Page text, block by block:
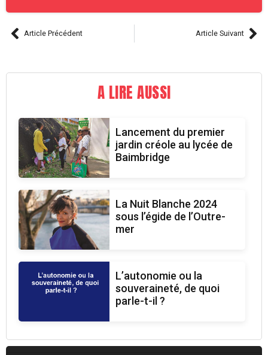
Article Précédent Article Suivant
A LIRE AUSSI
Lancement du premier
jardin créole au lycée de
Baimbridge
La Nuit Blanche 2024
sous l’égide de l’Outre-
mer
L’autonomie ou la
souveraineté, de quoi
parle-t-il ?